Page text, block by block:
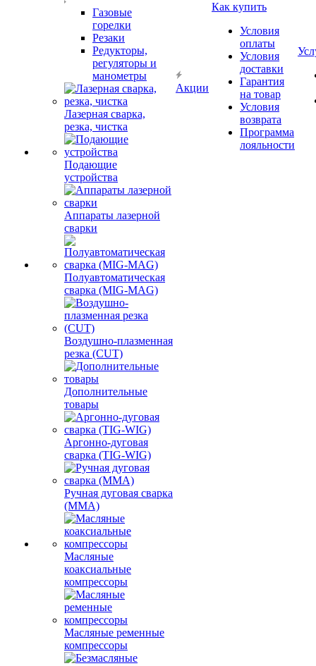
Газовые
горелки
Резаки
Редукторы,
регуляторы и
манометры
Лазерная сварка,
резка, чистка
Подающие
устройства
Аппараты лазерной
сварки
Полуавтоматическая
сварка (MIG-MAG)
Воздушно-плазменная
резка (CUT)
Дополнительные
товары
Аргонно-дуговая
сварка (TIG-WIG)
Ручная дуговая сварка
(MMA)
Масляные
коаксиальные
компрессоры
Масляные ременные
компрессоры
Акции
Как купить
Условия
оплаты
Условия
доставки
Гарантия
на товар
Условия
возврата
Программа
лояльности